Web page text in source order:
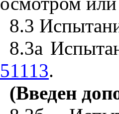
8.3
8.3а
51113.
(Введен